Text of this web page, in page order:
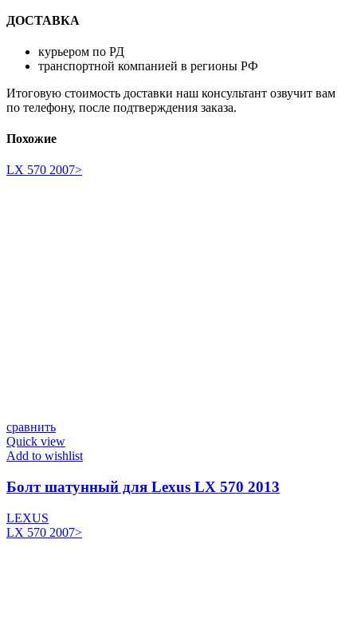
ДОСТАВКА
курьером по РД
транспортной компанией в регионы РФ
Итоговую стоимость доставки наш консультант озвучит вам
по телефону, после подтверждения заказа.
Похожие
LX 570 2007>
сравнить
Quick view
Add to wishlist
Болт шатунный для Lexus LX 570 2013
LEXUS
LX 570 2007>